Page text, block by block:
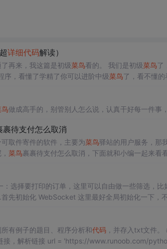
详细代码解读）
再来，我这篇是初级菜鸟看的。 我们是初级菜鸟了
序，看懂了学精了你可以进阶中级菜鸟了，看不懂的
鸟做成高手的，别管别人怎么说，认真干好每一件事
裹待支付怎么取消
取件寄件的软件，主要为菜鸟驿站的用户服务，那
菜鸟裹裹待支付怎么取消，下面就和小编一起来看
有例子的题目、程序分析和代码，并存入txt文件。 #_*_
BeautifulSoup # 1、获取链接，解析链接 url = 'https://